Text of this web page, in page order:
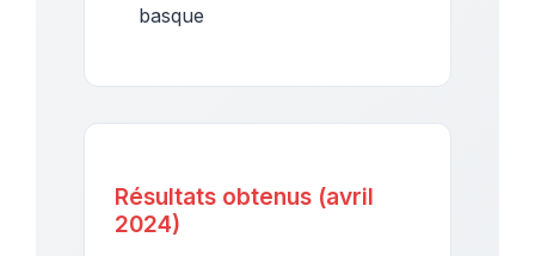
basque
Résultats obtenus (avril
2024)